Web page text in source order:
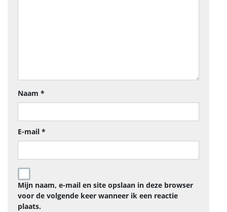
Naam *
E-mail *
Mijn naam, e-mail en site opslaan in deze browser
voor de volgende keer wanneer ik een reactie
plaats.